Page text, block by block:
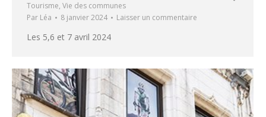
Tourisme, Vie des communes
Par Léa 8 janvier 2024 Laisser un commentaire
Les 5,6 et 7 avril 2024